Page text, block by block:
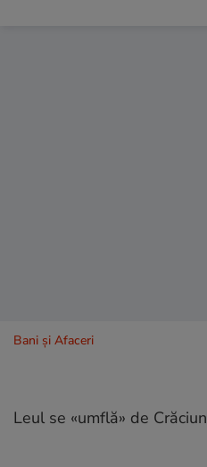
Bani și Afaceri
Leul se «umflă» de Crăciun